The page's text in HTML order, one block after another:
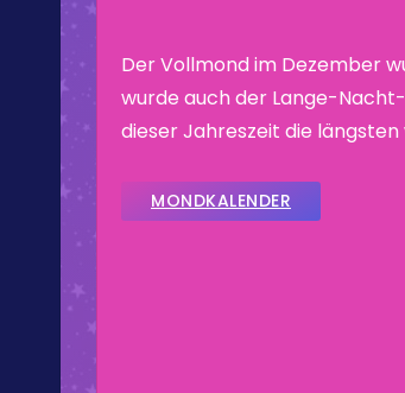
Der Vollmond im Dezember
wurde auch der Lange-
dieser Jahreszeit die längsten
MONDKALENDER